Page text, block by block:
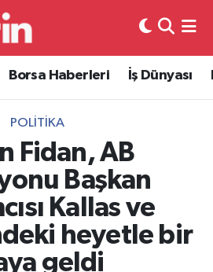
Borsa Haberleri İş Dünyası
POLITIKA
Fidan, AB
Başkan
Kallas ve
heyetle bir
geldi
ve Fikstür